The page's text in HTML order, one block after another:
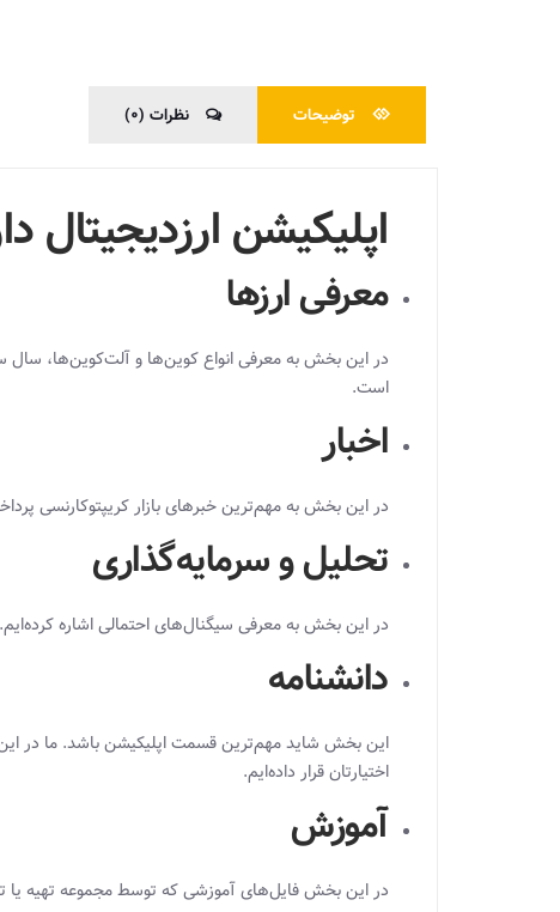
توضیحات نظرات (0)
اپلیکیشن
معرفی ارزها
در این بخش به معرفی انواع کوین‌ها و آلت‌کوین‌ها، سال
است.
اخبار
در این بخش به مهم‌ترین خبرهای بازار کریپتوکارنسی
تحلیل و سرمایه‌گذاری
در این بخش به معرفی سیگنال‌های احتمالی اشاره
دانشنامه
این بخش شاید مهم‌ترین قسمت اپلیکیشن باشد. ما در این
اختیارتان قرار داده‌ایم.
آموزش
در این بخش فایل‌های آموزشی که توسط مجموعه تهیه یا